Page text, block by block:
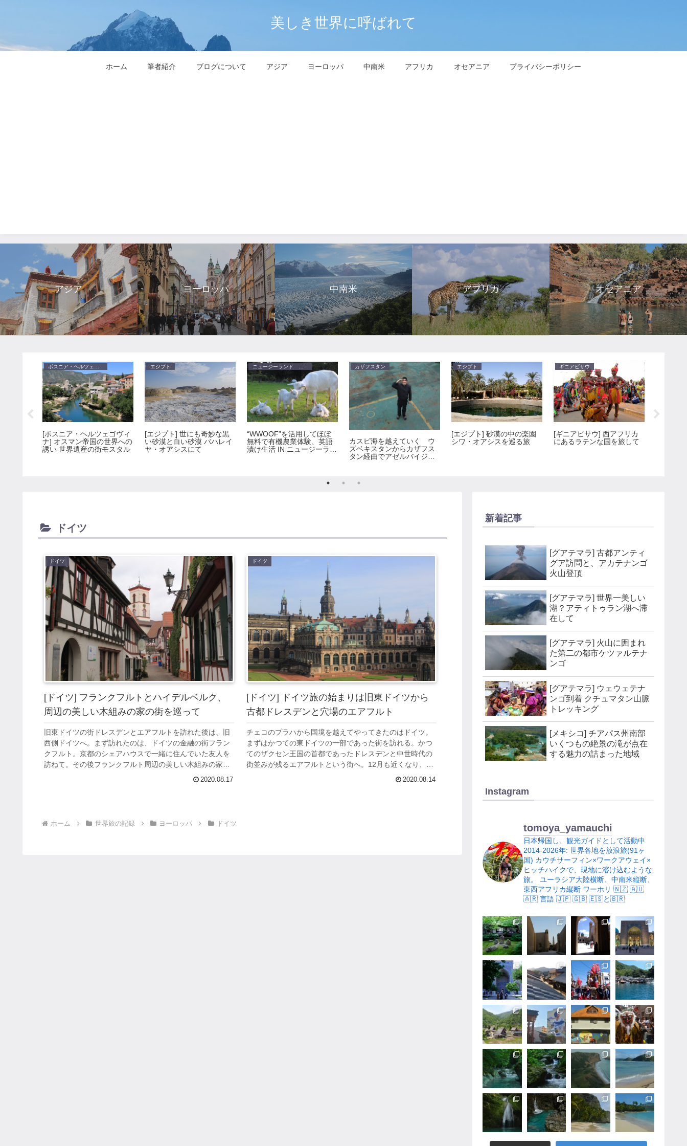
美しき世界に呼ばれて
ホーム 筆者紹介 ブログについて アジア ヨーロッパ 中南米 アフリカ オセアニア プライバシーポリシー
アジア ヨーロッパ 中南米 アフリカ オセアニア
ボスニア・ヘルツェゴヴィナ
[ボスニア・ヘルツェゴヴィ
ナ] オスマン帝国の世界への
誘い 世界遺産の街モスタル
エジプト
[エジプト] 世にも奇妙な黒
い砂漠と白い砂漠 バハレイ
ヤ・オアシスにて
ニュージーランド ワーキングホリデイ
“WWOOF”を活用してほぼ
無料で有機農業体験、英語
漬け生活 IN ニュージーラン
カザフスタン
カスピ海を越えていく ウ
ズベキスタンからカザフス
タン経由でアゼルバイジャ
エジプト
[エジプト] 砂漠の中の楽園
シワ・オアシスを巡る旅
ギニアビサウ
[ギニアビサウ] 西アフリカ
にあるラテンな国を旅して
ドイツ
ドイツ
[ドイツ] フランクフルトとハイデルベルク、
周辺の美しい木組みの家の街を巡って
旧東ドイツの街ドレスデンとエアフルトを訪れた後は、旧
西側ドイツへ。まず訪れたのは、ドイツの金融の街フラン
クフルト。京都のシェアハウスで一緒に住んでいた友人を
訪ねて。その後フランクフルト周辺の美しい木組みの家が
2020.08.17
ドイツ
[ドイツ] ドイツ旅の始まりは旧東ドイツから
古都ドレスデンと穴場のエアフルト
チェコのプラハから国境を越えてやってきたのはドイツ。
まずはかつての東ドイツの一部であった街を訪れる。かつ
てのザクセン王国の首都であったドレスデンと中世時代の
街並みが残るエアフルトという街へ。12月も近くなり、冬
2020.08.14
ホーム 世界旅の記録 ヨーロッパ ドイツ
新着記事
[グアテマラ] 古都アンティ
グア訪問と、アカテナンゴ
火山登頂
[グアテマラ] 世界一美しい
湖？アティトゥラン湖へ滞
在して
[グアテマラ] 火山に囲まれ
た第二の都市ケツァルテナ
ンゴ
[グアテマラ] ウェウェテナ
ンゴ到着 クチュマタン山脈
トレッキング
[メキシコ] チアパス州南部
いくつもの絶景の滝が点在
する魅力の詰まった地域
Instagram
tomoya_yamauchi
日本帰国し、観光ガイドとして活動中
2014-2026年: 世界各地を放浪旅(91ヶ
国) カウチサーフィン×ワークアウェイ×
ヒッチハイクで、現地に溶け込むような
旅。
ユーラシア大陸横断、中南米縦断、
東西アフリカ縦断 ワーホリ 🇳🇿 🇦🇺
🇦🇷 言語 🇯🇵 🇬🇧 🇪🇸と🇧🇷